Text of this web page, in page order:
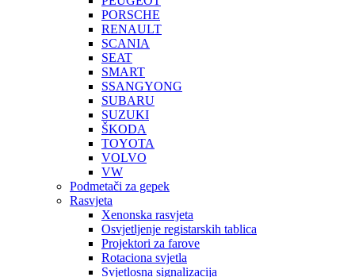
PORSCHE
RENAULT
SCANIA
SEAT
SMART
SSANGYONG
SUBARU
SUZUKI
ŠKODA
TOYOTA
VOLVO
VW
Podmetači za gepek
Rasvjeta
Xenonska rasvjeta
Osvjetljenje registarskih tablica
Projektori za farove
Rotaciona svjetla
Svjetlosna signalizacija